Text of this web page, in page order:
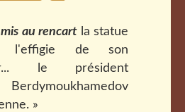
mis au rencartla statue
de son
le président
»